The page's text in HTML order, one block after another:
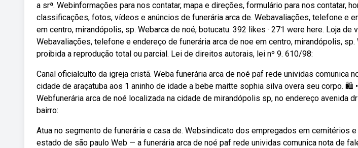
a srª. Webinformações para nos contatar, mapa e direções, formulário para nos contatar,
classificações, fotos, vídeos e anúncios de funerária arca de. Webavaliações, telefone e
em centro, mirandópolis, sp. Webarca de noé, botucatu. 392 likes · 271 were here. Loja de
Webavaliações, telefone e endereço de funerária arca de noe em centro, mirandópolis,
proibida a reprodução total ou parcial. Lei de direitos autorais, lei nº 9. 610/98:
Canal oficialculto da igreja cristã. Weba funerária arca de noé paf rede unividas comunica
cidade de araçatuba aos 1 aninho de idade a bebe maitte sophia silva overa seu corpo. 🛍️ •
Webfunerária arca de noé localizada na cidade de mirandópolis sp, no endereço avenida
bairro:
Atua no segmento de funerária e casa de. Websindicato dos empregados em cemitérios
estado de são paulo Web — a funerária arca de noé paf rede unividas comunica nota de